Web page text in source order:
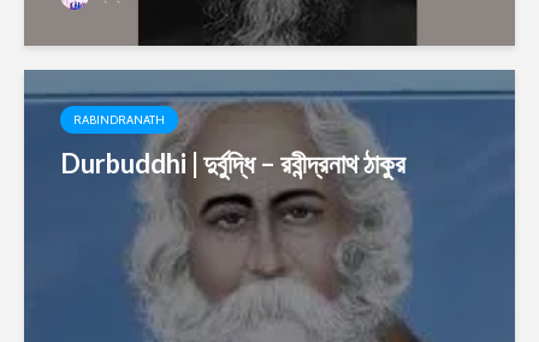
RABINDRANATH
Durbuddhi | দুর্বুদ্ধি – রবীন্দ্রনাথ ঠাকুর